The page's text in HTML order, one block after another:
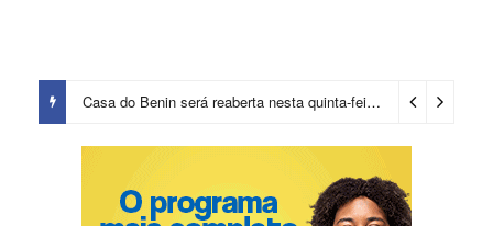
Casa do Benin será reaberta nesta quinta-feira (6) 3 dias ago